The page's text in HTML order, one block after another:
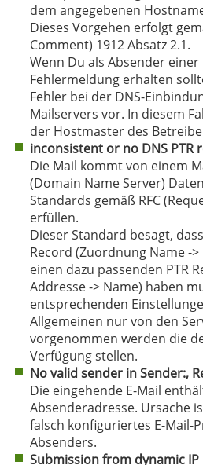
dem angegebenen
Dieses Vorgehen erfolgt
Comment) 1912 Absatz 2.1.
Wenn Du als Absender einer
Fehlermeldung erhalten
Fehler bei der DNS-
Mailservers vor. In diesem
der Hostmaster des
inconsistent or no DNS PTR
Die Mail kommt von einem
(Domain Name Server)
Standards gemäß RFC
erfüllen.
Dieser Standard besagt,
Record (Zuordnung Name -
einen dazu passenden PTR
Addresse -> Name) haben
entsprechenden
Allgemeinen nur von den
vorgenommen werden die
Verfügung stellen.
No valid sender in Sender:,
Die eingehende E-Mail
Absenderadresse. Ursache
falsch konfiguriertes E-Mail-
Absenders.
Submission from dynamic